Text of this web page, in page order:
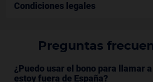
Condiciones legales
Preguntas
¿Puedo usar el bono para llamar
estoy fuera de España?